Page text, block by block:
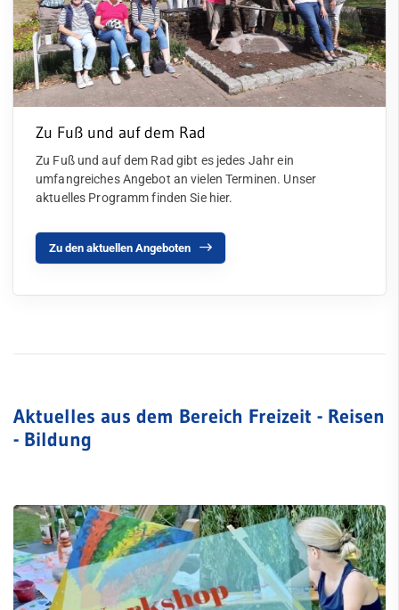
Zu Fuß und auf dem Rad
Zu Fuß und auf dem Rad gibt es jedes Jahr ein
umfangreiches Angebot an vielen Terminen. Unser
aktuelles Programm finden Sie hier.
Zu den aktuellen Angeboten
Aktuelles aus dem Bereich Freizeit - Reisen
- Bildung